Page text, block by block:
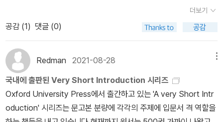
인 '케임브리지 도판 역사'(The Cambridge Illustrated History)
시리즈 중에서는 프랑스, 중국, 독일, 이슬람 편이 '사진과 그림으로
일반 역사가 아니라 개별 분야의 역사로는 <케임브리지 서양음악이
론의 역사>(음악세계, 2022)라는 것이 간행되기도 했다.단권사나
축약본이 아닌 케임브리지 통사로는 '케임브리지 중국사'(전15권)의
번역본인 '캠브리지 중국사'(새물결, 2007)가 우선 10권과 11권을 4
책으로 간행하며 시작되었으나, 이후 20년이 다 되어 가는 지금까지
도 추가 간행 소식이 없는 것으로 보아 결국 중도작파한 듯 보인다. 물
더보기
공감 (1) 댓글 (0)
Redman 2021-08-28
국내에 출판된 Very Short Introduction 시리즈
Oxford University Press에서 출간하고 있는 'A very Short Intr
oduction' 시리즈는 문고본 분량에 각각의 주제에 입문서 격 역할을